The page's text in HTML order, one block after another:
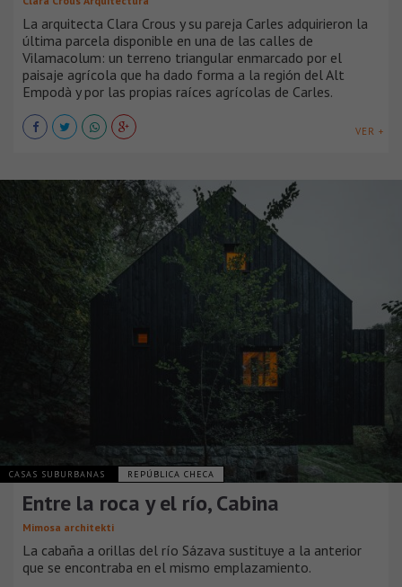
La arquitecta Clara Crous y su pareja Carles adquirieron la
última parcela disponible en una de las calles de
Vilamacolum: un terreno triangular enmarcado por el
paisaje agrícola que ha dado forma a la región del Alt
Empodà y por las propias raíces agrícolas de Carles.
VER +
CASAS SUBURBANAS REPÚBLICA CHECA
Entre la roca y el río, Cabina
Mimosa architekti
La cabaña a orillas del río Sázava sustituye a la anterior
que se encontraba en el mismo emplazamiento.